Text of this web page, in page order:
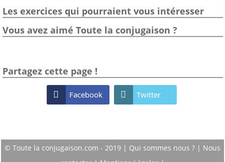
Les exercices qui pourraient vous intéresser
Vous avez aimé Toute la conjugaison ?
Partagez cette page !
 Facebook  Twitter
© Toute la conjugaison.com - 2019 | Qui sommes nous ? | Nous